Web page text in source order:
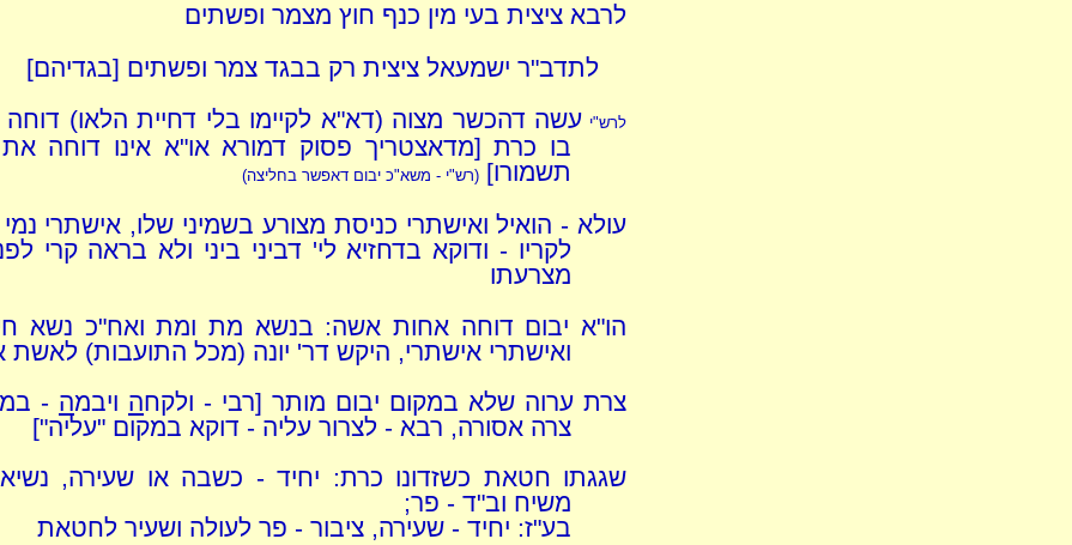
לרבא ציצית בעי מין כנף חוץ מצמר ופשתים
לתדב"ר ישמעאל ציצית רק בבגד צמר ופשתים [בגדיהם]
לרש"י עשה דהכשר מצוה (דא"א לקיימו בלי דחיית הלאו)
בו כרת [מדאצטריך פסוק דמורא או"א אינו דוחה
תשמורו](רש"י - משא"כ יבום דאפשר בחליצה)
עולא - הואיל ואישתרי כניסת מצורע בשמיני שלו, אישתרי נמי
לקריו - ודוקא בדחזיא לי' דביני ביני ולא בראה קרי
מצרעתו
הו"א יבום דוחה אחות אשה: בנשא מת ומת ואח"כ נשא
ואישתרי אישתרי, היקש דר' יונה (מכל התועבות) לאשת
צרת ערוה שלא במקום יבום מותר [רבי - ולקחה ויבמה -
צרה אסורה, רבא - לצרור עליה - דוקא במקום "עליה"]
שגגתו חטאת כשזדונו כרת: יחיד - כשבה או שעירה,
משיח וב"ד - פר;
בע"ז: יחיד - שעירה, ציבור - פר לעולה ושעיר לחטאת